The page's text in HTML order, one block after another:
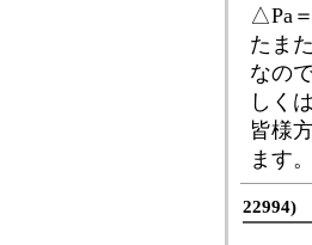
△Pa
たま
なの
しく
皆様
ます。
22994)